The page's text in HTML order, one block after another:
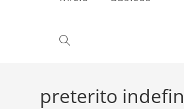
Alternar
preterito